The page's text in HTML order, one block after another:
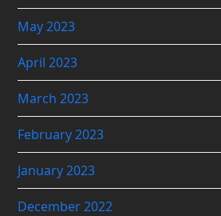
May 2023
April 2023
March 2023
February 2023
January 2023
December 2022